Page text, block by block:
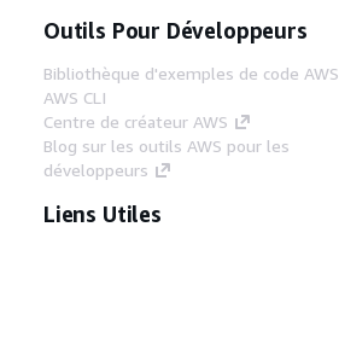
Outils Pour Développeurs
Bibliothèque d'exemples de code AWS
AWS CLI
Centre de créateur AWS
Blog sur les outils AWS pour les
développeurs
Liens Utiles